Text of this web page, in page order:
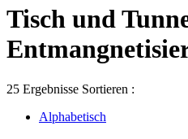
Tisch und
25 Ergebnisse Sortieren :
Alphabetisch